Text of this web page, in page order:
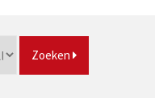
Zoeken